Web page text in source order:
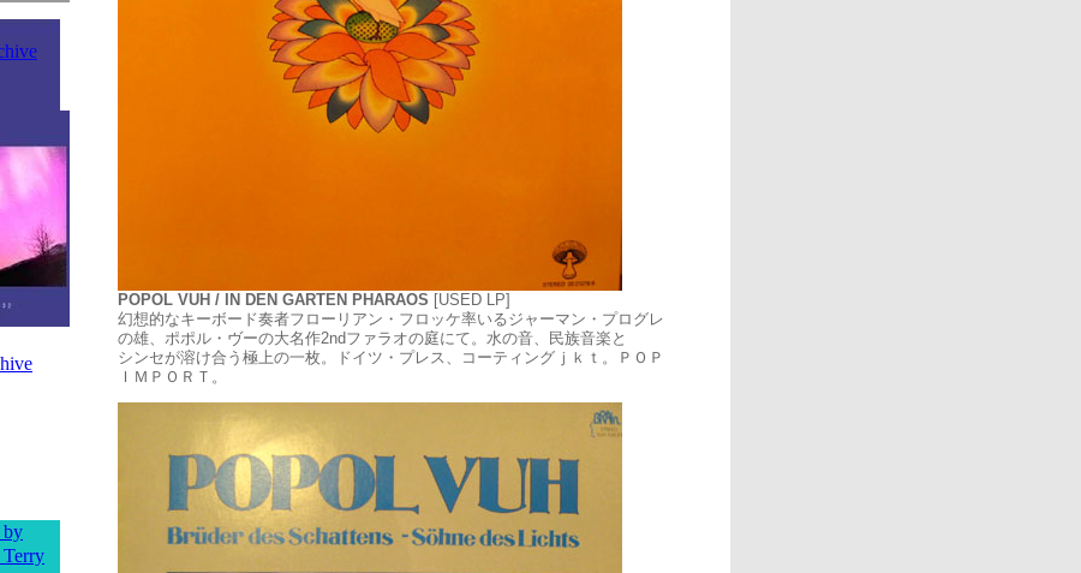
POPOL VUH / IN DEN GARTEN PHARAOS [USED LP]
幻想的なキーボード奏者フローリアン・フロッケ率いるジャーマン・プログレ
の雄、ポポル・ヴーの大名作2ndファラオの庭にて。水の音、民族音楽と
シンセが溶け合う極上の一枚。ドイツ・プレス、コーティングｊｋｔ。ＰＯＰ
ＩＭＰＯＲＴ。